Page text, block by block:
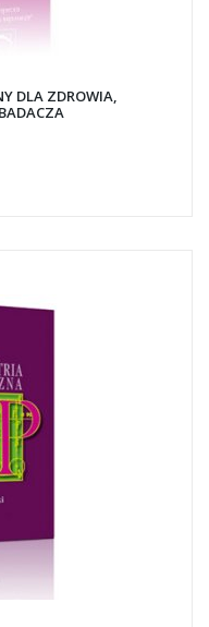
DLA ZDROWIA,